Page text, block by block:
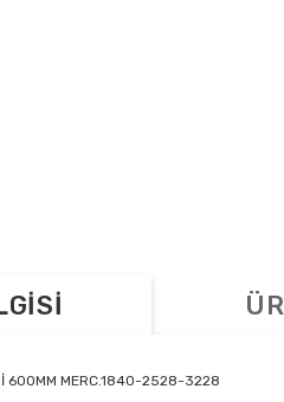
600MM MERC.1840-2528-3228